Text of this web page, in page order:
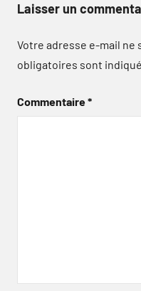
Laisser un
Votre adresse e-mail ne
obligatoires sont
Commentaire*